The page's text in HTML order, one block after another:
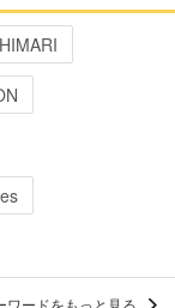
HIMARI
ワードをもっと見る